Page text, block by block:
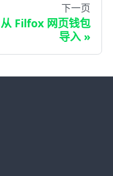
下一页
从 Filfox 网页钱包
导入